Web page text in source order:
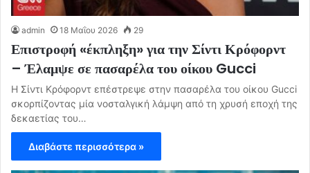
admin 18 Μαΐου 2026 29
Επιστροφή «έκπληξη» για την Σίντι Κρόφορντ
– Έλαμψε σε πασαρέλα του οίκου Gucci
Η Σίντι Κρόφορντ επέστρεψε στην πασαρέλα του οίκου Gucci
σκορπίζοντας μία νοσταλγική λάμψη από τη χρυσή εποχή της
δεκαετίας του…
Διαβάστε περισσότερα »